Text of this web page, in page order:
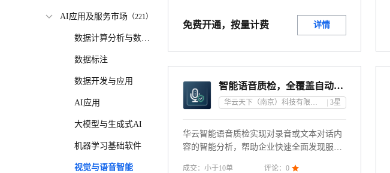
AI应用及服务市场 （221）
数据计算分析与数据湖
数据标注
数据开发与应用
AI应用
大模型与生成式AI
机器学习基础软件
视觉与语音智能
免费开通，按量计费 详情
智能语音质检，全覆盖自动自检
华云天下（南京）科技有限公司 3星
华云智能语音质检实现对录音或文本对话内
容的智能分析，帮助企业快速全面发现服务
成交： 小于10单 评论：0 